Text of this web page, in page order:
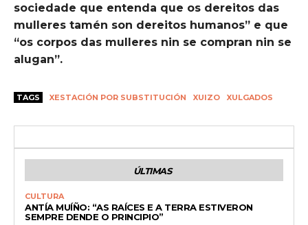
sociedade que entenda que os dereitos das
mulleres tamén son dereitos humanos” e que
“os corpos das mulleres nin se compran nin se
alugan”.
TAGS XESTACIÓN POR SUBSTITUCIÓN XUIZO XULGADOS
ÚLTIMAS
CULTURA
ANTÍA MUÍÑO: “AS RAÍCES E A TERRA ESTIVERON
SEMPRE DENDE O PRINCIPIO”